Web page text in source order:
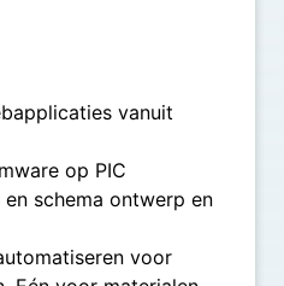
vanuit
op PIC
schema ontwerp en
voor